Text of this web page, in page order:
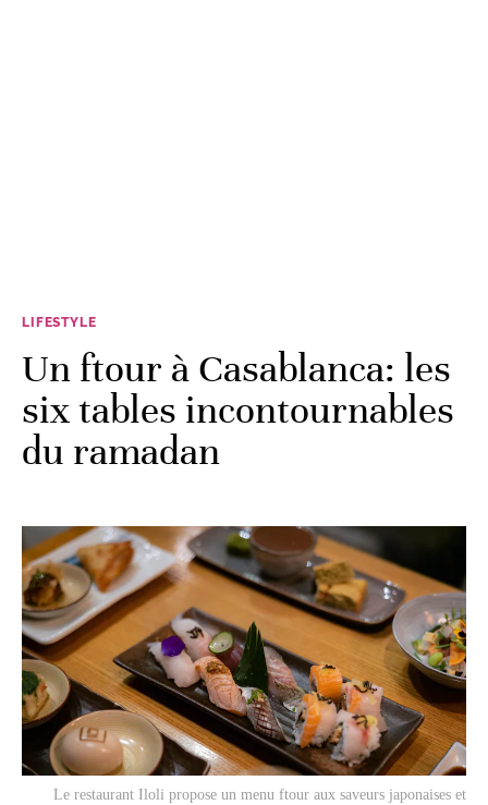
LIFESTYLE
Un ftour à Casablanca: les
six tables incontournables
du ramadan
Le restaurant Iloli propose un menu ftour aux saveurs japonaises et